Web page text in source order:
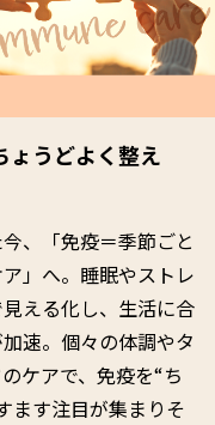
ょうどよく整え
、「免疫＝季節ごと
」へ。睡眠やストレ
える化し、生活に合
速。個々の体調やタ
ケアで、免疫を“ち
ます注目が集まりそ